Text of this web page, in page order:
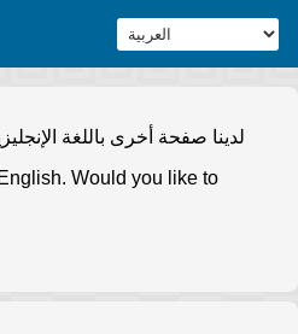
لدينا صفحة أخرى باللغة
Would you like to